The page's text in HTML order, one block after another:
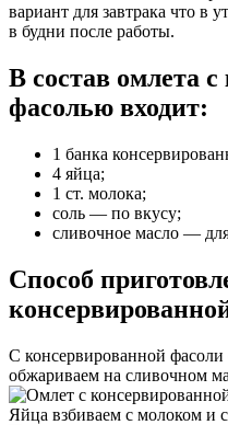
вариант для завтрака что в
в будни после работы.
В состав омлета
фасолью входит:
1 банка
4 яйца;
1 ст. молока;
соль — по вкусу;
сливочное масло —
Способ
С консервированной
обжариваем на сливочном
Яйца взбиваем с молоком и